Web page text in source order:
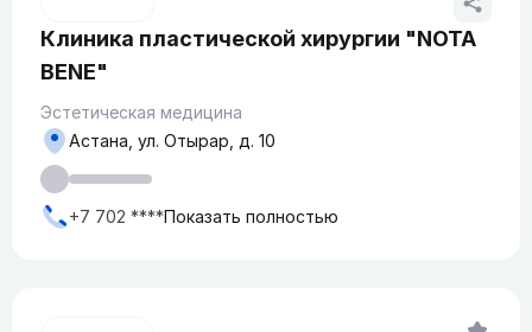
Клиника пластической хирургии "NOTA
BENE"
Эстетическая медицина
Астана, ул. Отырар, д. 10
+7 702 ****Показать полностью